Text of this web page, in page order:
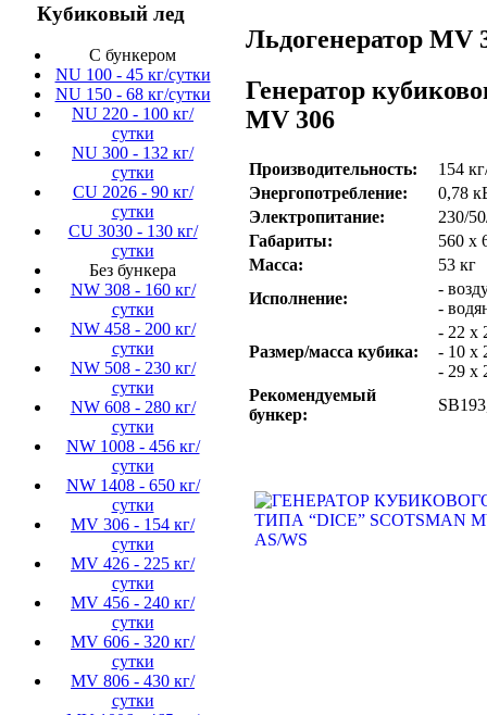
Кубиковый лед
C бункером
NU 100 - 45 кг/сутки
NU 150 - 68 кг/сутки
NU 220 - 100 кг/
сутки
NU 300 - 132 кг/
сутки
CU 2026 - 90 кг/
сутки
CU 3030 - 130 кг/
сутки
Без бункера
NW 308 - 160 кг/
сутки
NW 458 - 200 кг/
сутки
NW 508 - 230 кг/
сутки
NW 608 - 280 кг/
сутки
NW 1008 - 456 кг/
сутки
NW 1408 - 650 кг/
сутки
MV 306 - 154 кг/
сутки
MV 426 - 225 кг/
сутки
MV 456 - 240 кг/
сутки
MV 606 - 320 кг/
сутки
MV 806 - 430 кг/
сутки
Льдогенератор MV
Генератор
MV 306
Производительность:
154
Энергопотребление:
0,78
Электропитание:
230/
Габариты:
560 х
Масса:
53 кг
Исполнение:
-
-
Размер/масса кубика:
- 22 х
- 10 х
- 29 х
Рекомендуемый
бункер: